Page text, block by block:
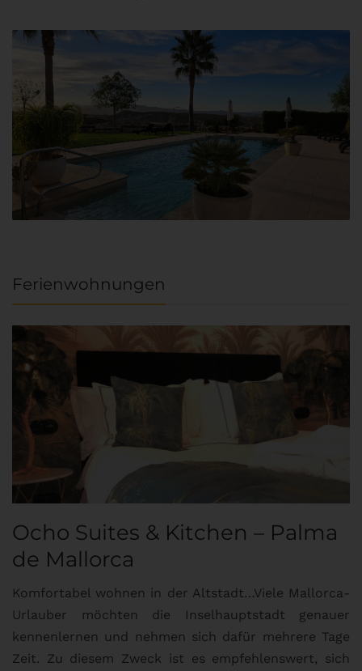
Ferienwohnungen
Ocho Suites & Kitchen – Palma
de Mallorca
Komfortabel wohnen in der Altstadt…Viele Mallorca-
Urlauber möchten die Inselhauptstadt genauer
kennenlernen und nehmen sich dafür mehrere Tage
Zeit. Zu diesem Zweck ist es empfehlenswert, sich